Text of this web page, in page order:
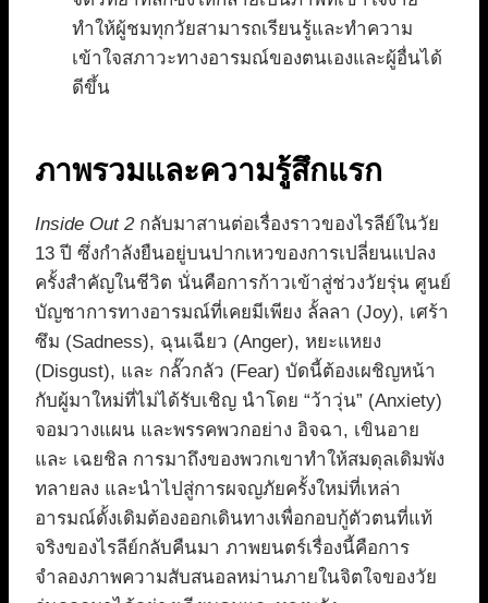
ทำให้ผู้ชมทุกวัยสามารถเรียนรู้และทำความ
เข้าใจสภาวะทางอารมณ์ของตนเองและผู้อื่นได้
ดีขึ้น
ภาพรวมและความรู้สึกแรก
Inside Out 2กลับมาสานต่อเรื่องราวของไรลีย์ในวัย
13 ปี ซึ่งกำลังยืนอยู่บนปากเหวของการเปลี่ยนแปลง
ครั้งสำคัญในชีวิต นั่นคือการก้าวเข้าสู่ช่วงวัยรุ่น ศูนย์
บัญชาการทางอารมณ์ที่เคยมีเพียง ลั้ลลา (Joy), เศร้า
ซึม (Sadness), ฉุนเฉียว (Anger), หยะแหยง
(Disgust), และ กลั๊วกลัว (Fear) บัดนี้ต้องเผชิญหน้า
กับผู้มาใหม่ที่ไม่ได้รับเชิญ นำโดย “ว้าวุ่น” (Anxiety)
จอมวางแผน และพรรคพวกอย่าง อิจฉา, เขินอาย
และ เฉยชิล การมาถึงของพวกเขาทำให้สมดุลเดิมพัง
ทลายลง และนำไปสู่การผจญภัยครั้งใหม่ที่เหล่า
อารมณ์ดั้งเดิมต้องออกเดินทางเพื่อกอบกู้ตัวตนที่แท้
จริงของไรลีย์กลับคืนมา ภาพยนตร์เรื่องนี้คือการ
จำลองภาพความสับสนอลหม่านภายในจิตใจของวัย